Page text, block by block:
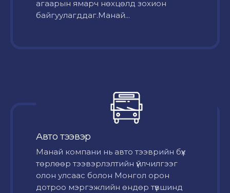
агаарын ямарч нөхцөлд зохион
байгуулагддаг.Манай...
Авто тээвэр
Mанай компани нь авто тээврийн бүх
төрлөөр тээвэрлэлтийн үйлчилгээг
олон улсаас болон Монгол орон
дотроо мэргэжлийн өндөр түвшинд